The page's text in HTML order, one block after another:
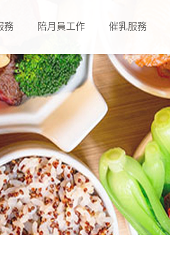
務 陪月員工作 催乳服務